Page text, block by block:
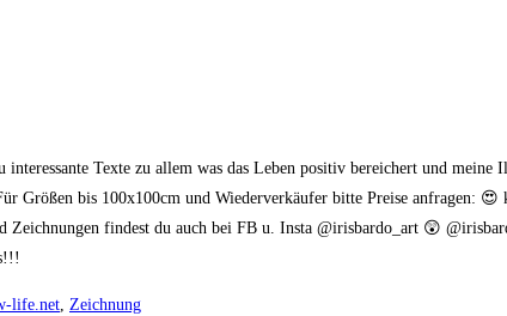
Texte zu allem was das Leben positiv bereichert und
Größen bis 100x100cm und Wiederverkäufer bitte Preise anfragen:
findest du auch bei FB u. Insta @irisbardo_art 😲
life.net, Zeichnung